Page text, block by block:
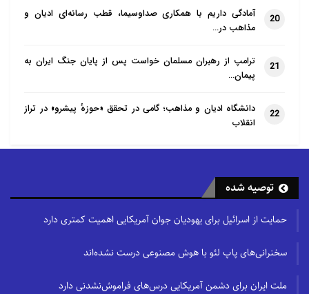
20
آمادگی داریم با همکاری صداوسیما، قطب رسانه‌ای ادیان و
مذاهب در…
21
ترامپ از رهبران مسلمان خواست پس از پایان جنگ ایران به
پیمان…
22
دانشگاه ادیان و مذاهب؛ گامی در تحقق «حوزهٔ پیشرو» در تراز
انقلاب
توصیه شده
حمایت از اسرائیل برای یهودیان جوان آمریکایی اهمیت کمتری دارد
سخنرانی‌های پاپ لئو با هوش مصنوعی درست نشده‌اند
ملت ایران برای دشمن آمریکایی درس‌های فراموش‌نشدنی دارد